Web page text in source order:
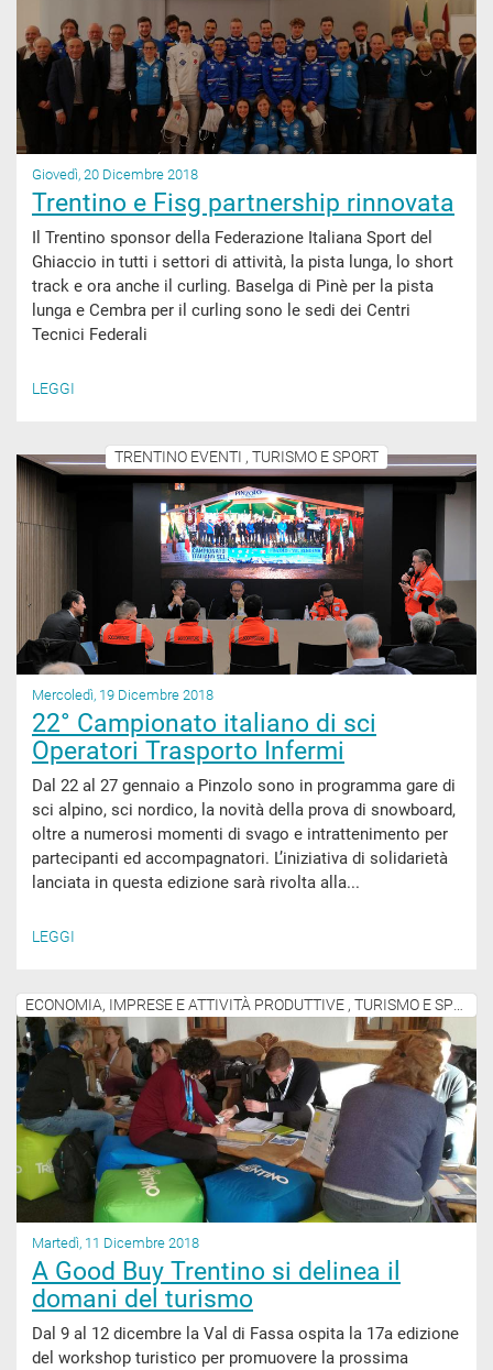
Giovedì, 20 Dicembre 2018
Trentino e Fisg partnership rinnovata
Il Trentino sponsor della Federazione Italiana Sport del
Ghiaccio in tutti i settori di attività, la pista lunga, lo short
track e ora anche il curling. Baselga di Pinè per la pista
lunga e Cembra per il curling sono le sedi dei Centri
Tecnici Federali
LEGGI
TRENTINO EVENTI , TURISMO E SPORT
Mercoledì, 19 Dicembre 2018
22° Campionato italiano di sci
Operatori Trasporto Infermi
Dal 22 al 27 gennaio a Pinzolo sono in programma gare di
sci alpino, sci nordico, la novità della prova di snowboard,
oltre a numerosi momenti di svago e intrattenimento per
partecipanti ed accompagnatori. L’iniziativa di solidarietà
lanciata in questa edizione sarà rivolta alla...
LEGGI
Martedì, 11 Dicembre 2018
A Good Buy Trentino si delinea il
domani del turismo
Dal 9 al 12 dicembre la Val di Fassa ospita la 17a edizione
del workshop turistico per promuovere la prossima